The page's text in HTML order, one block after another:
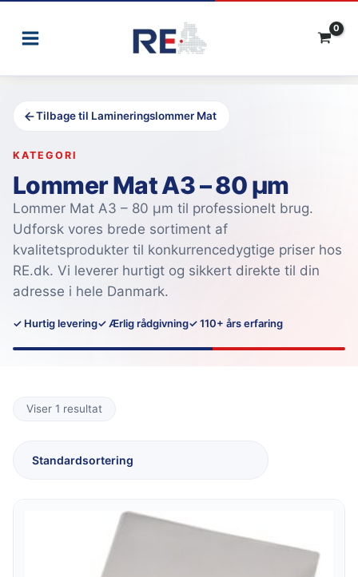
Tilbage til Lamineringslommer Mat
KATEGORI
Lommer Mat A3 – 80 µm
Lommer Mat A3 – 80 µm til professionelt brug.
Udforsk vores brede sortiment af
kvalitetsprodukter til konkurrencedygtige priser hos
RE.dk. Vi leverer hurtigt og sikkert direkte til din
adresse i hele Danmark.
✓ Hurtig levering✓ Ærlig rådgivning✓ 110+ års erfaring
Viser 1 resultat